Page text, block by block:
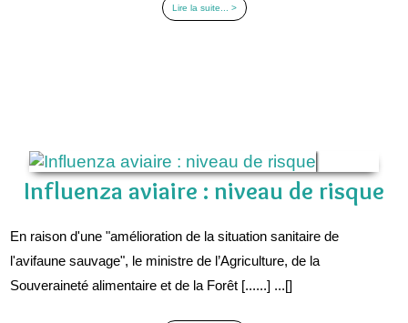
Lire la suite... >
Influenza aviaire : niveau de risque
En raison d'une "amélioration de la situation sanitaire de
l'avifaune sauvage", le ministre de l’Agriculture, de la
Souveraineté alimentaire et de la Forêt [......] ...[]